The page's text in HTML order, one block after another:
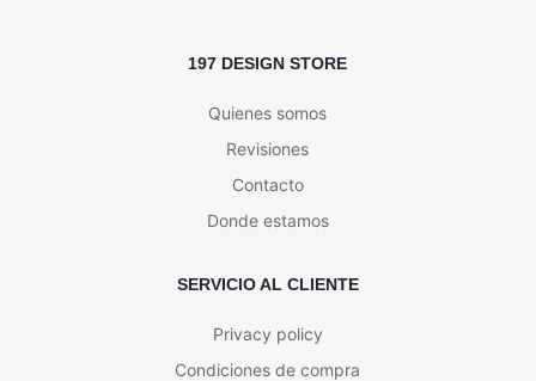
197 DESIGN STORE
Quienes somos
Revisiones
Contacto
Donde estamos
SERVICIO AL CLIENTE
Privacy policy
Condiciones de compra